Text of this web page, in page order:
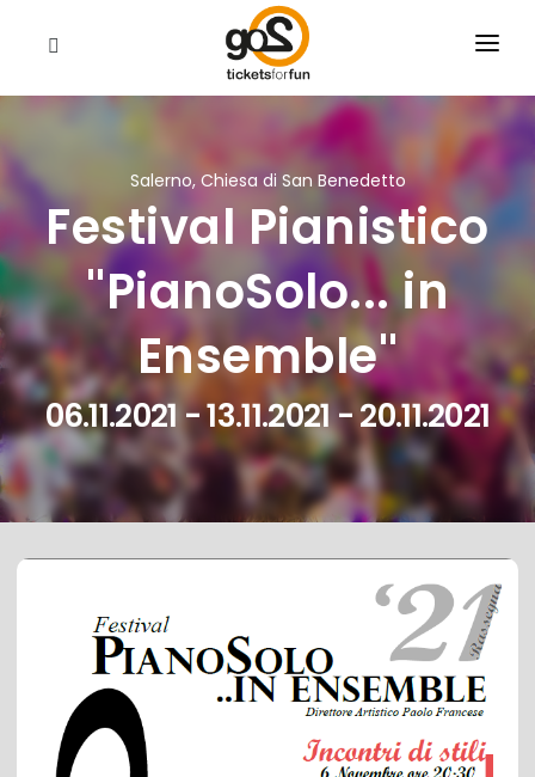
EVENTI
RIVENDITORI
Salerno, Chiesa di San Benedetto
Festival Pianistico
''PianoSolo... in
Ensemble''
06.11.2021 - 13.11.2021 - 20.11.2021